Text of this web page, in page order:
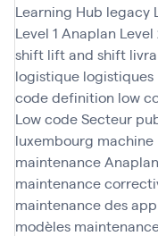
Learning Hub legacy
Level 1 Anaplan
shift lift and shift
logistique logistiques
code definition low
Low code Secteur
luxembourg machine
maintenance Anaplan
maintenance
maintenance des
modèles